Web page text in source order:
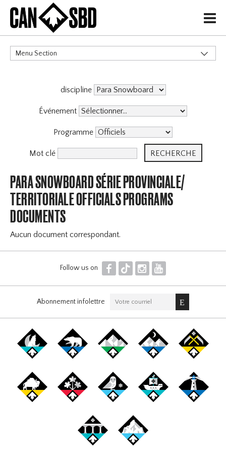
H
Menu Section
discipline
Événement
Programme
Mot clé
PARA SNOWBOARD SÉRIE PROVINCIALE/
TERRITORIALE OFFICIALS PROGRAMS
DOCUMENTS
Aucun document correspondant.
Follow us on F T I Y
Abonnement infolettre